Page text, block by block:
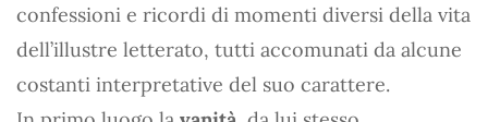
confessioni e ricordi di momenti diversi della vita
dell’illustre letterato, tutti accomunati da alcune
costanti interpretative del suo carattere.